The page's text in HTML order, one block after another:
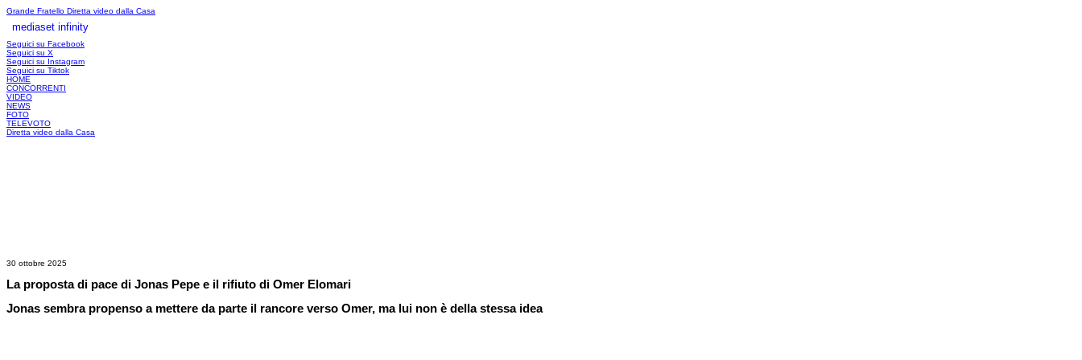
Grande Fratello Diretta video dalla Casa
mediaset infinity
Seguici su Facebook
Seguici su X
Seguici su Instagram
Seguici su Tiktok
HOME
CONCORRENTI
VIDEO
NEWS
FOTO
TELEVOTO
Diretta video dalla Casa
30 ottobre 2025
La proposta di pace di Jonas Pepe e il rifiuto di Omer Elomari
Jonas sembra propenso a mettere da parte il rancore verso Omer, ma lui non è della stessa idea